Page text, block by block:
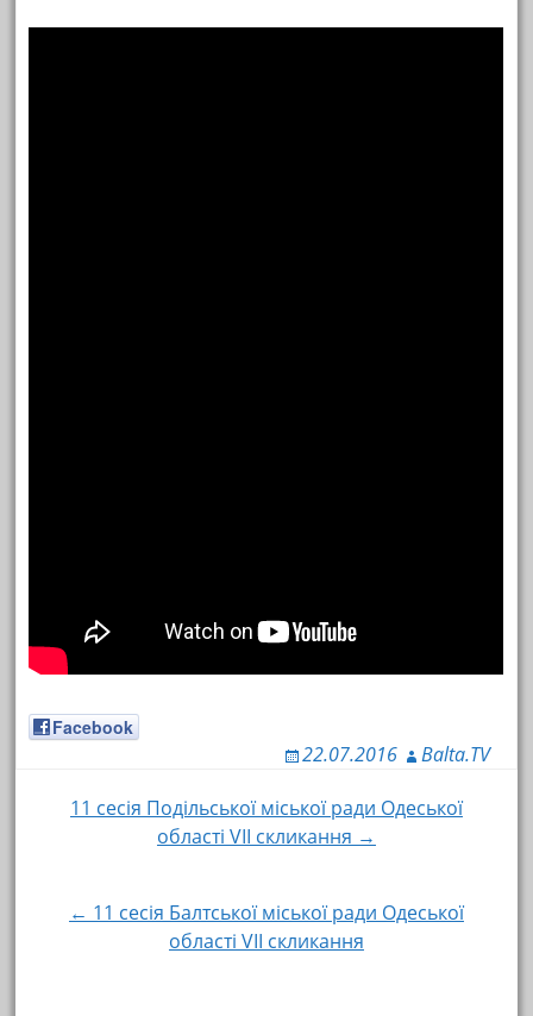
Facebook
22.07.2016 Balta.TV
Навигация по записям
11 сесія Подільської міської ради Одеської
області VІІ скликання →
← 11 сесія Балтської міської ради Одеської
області VІІ скликання